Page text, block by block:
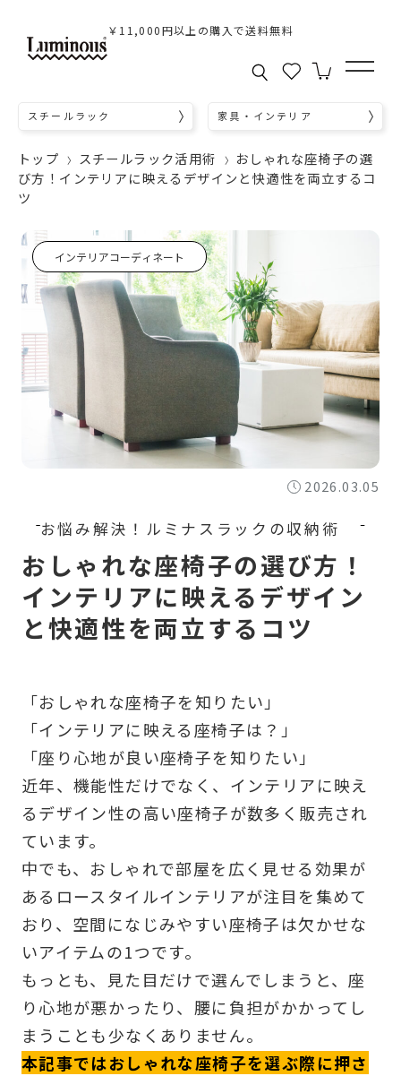
￥11,000円以上の購入で送料無料
スチールラック 家具・インテリア
トップ スチールラック活用術
おしゃれな座椅子の選
び方！インテリアに映えるデザインと快適性を両立するコ
ツ
インテリアコーディネート
2026.03.05
おしゃれな座椅子の選び方！
インテリアに映えるデザイン
と快適性を両立するコツ
「おしゃれな座椅子を知りたい」
「インテリアに映える座椅子は？」
「座り心地が良い座椅子を知りたい」
近年、機能性だけでなく、インテリアに映え
るデザイン性の高い座椅子が数多く販売され
ています。
中でも、おしゃれで部屋を広く見せる効果が
あるロースタイルインテリアが注目を集めて
おり、空間になじみやすい座椅子は欠かせな
いアイテムの1つです。
もっとも、見た目だけで選んでしまうと、座
り心地が悪かったり、腰に負担がかかってし
まうことも少なくありません。
本記事ではおしゃれな座椅子を選ぶ際に押さ